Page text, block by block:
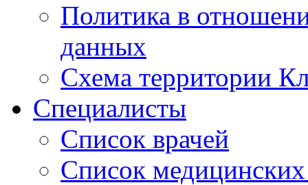
Политика в
данных
Схема территории
Специалисты
Список врачей
Список медицинских